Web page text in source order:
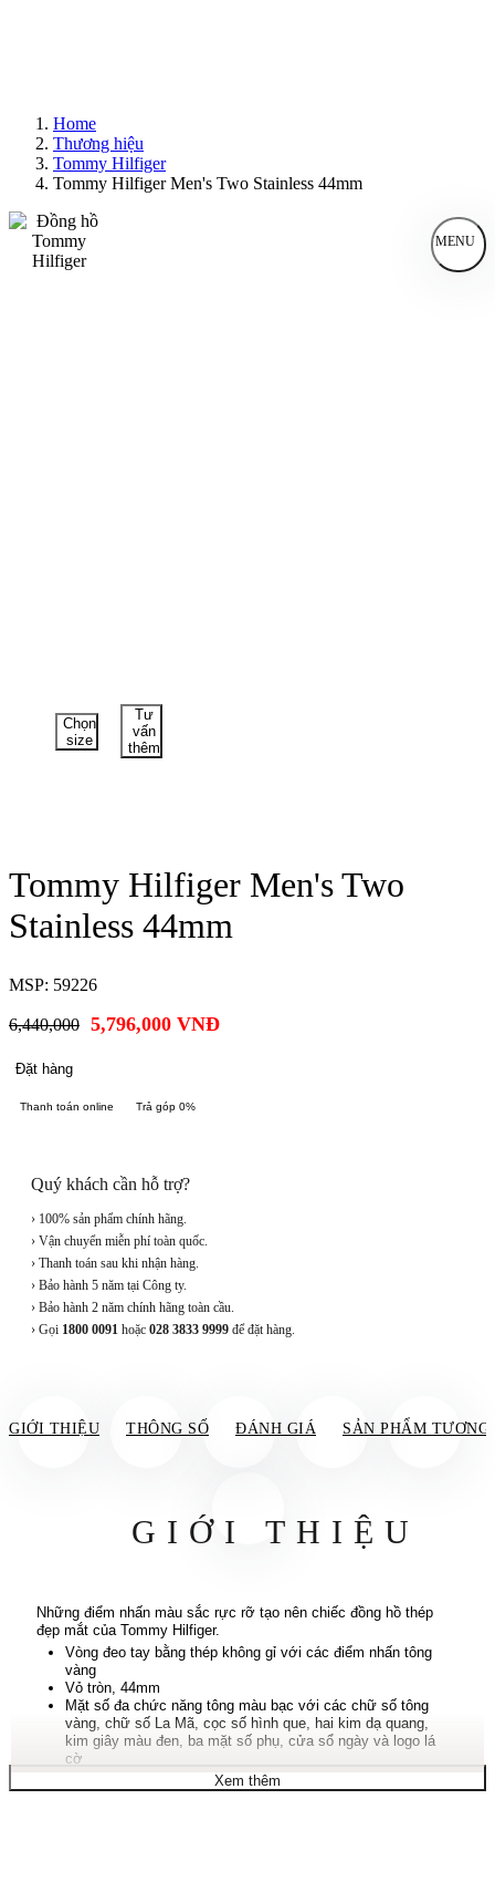
Home
Thương hiệu
Tommy Hilfiger
Tommy Hilfiger Men's Two Stainless 44mm
MENU
Chọn
size
Tư
vấn
thêm
Tommy Hilfiger Men's Two
Stainless 44mm
MSP: 59226
6,440,000 5,796,000 VNĐ
Đặt hàng
Thanh toán online Trả góp 0%
Quý khách cần hỗ trợ?
› 100% sản phẩm chính hãng.
› Vận chuyển miễn phí toàn quốc.
› Thanh toán sau khi nhận hàng.
› Bảo hành 5 năm tại Công ty.
› Bảo hành 2 năm chính hãng toàn cầu.
› Gọi 1800 0091 hoặc 028 3833 9999 để đặt hàng.
GIỚI THIỆU THÔNG SỐ ĐÁNH GIÁ SẢN PHẨM TƯƠNG
GIỚI THIỆU
Những điểm nhấn màu sắc rực rỡ tạo nên chiếc đồng hồ thép
đẹp mắt của Tommy Hilfiger.
Vòng đeo tay bằng thép không gỉ với các điểm nhấn tông
vàng
Vỏ tròn, 44mm
Mặt số đa chức năng tông màu bạc với các chữ số tông
vàng, chữ số La Mã, cọc số hình que, hai kim dạ quang,
kim giây màu đen, ba mặt số phụ, cửa sổ ngày và logo lá
cờ
Chuyển động thạch anh
Chống nước ở độ sâu 50 mét
Xem thêm